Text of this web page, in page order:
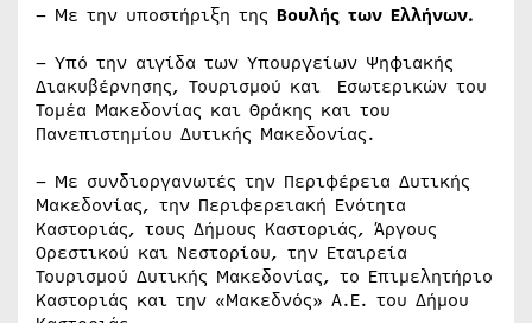
– Με την υποστήριξη της Βουλής των Ελλήνων.
– Υπό την αιγίδα των Υπουργείων Ψηφιακής
Διακυβέρνησης, Τουρισμού και Εσωτερικών του
Τομέα Μακεδονίας και Θράκης και του
Πανεπιστημίου Δυτικής Μακεδονίας.
– Με συνδιοργανωτές την Περιφέρεια Δυτικής
Μακεδονίας, την Περιφερειακή Ενότητα
Καστοριάς, τους Δήμους Καστοριάς, Άργους
Ορεστικού και Νεστορίου, την Εταιρεία
Τουρισμού Δυτικής Μακεδονίας, το Επιμελητήριο
Καστοριάς και την «Μακεδνός» Α.Ε. του Δήμου